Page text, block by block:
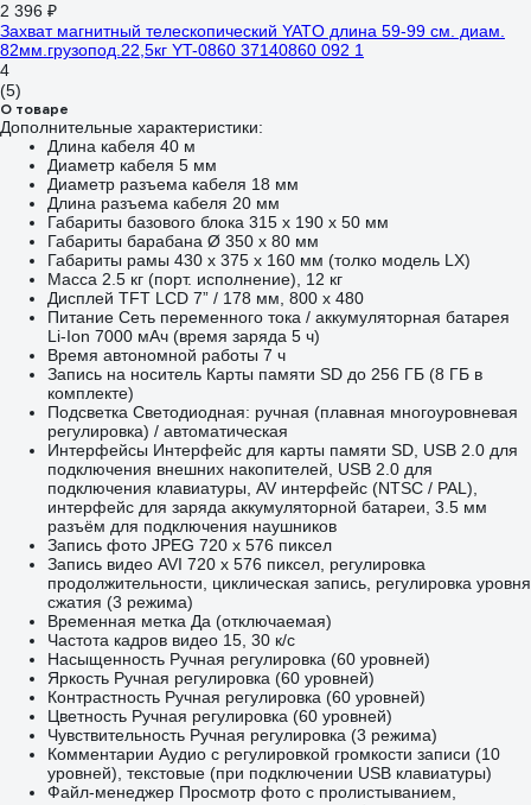
2 396 ₽
Захват магнитный телескопический YATO длина 59-99 см. диам.
82мм.грузопод.22,5кг YT-0860 37140860 092 1
4
(5)
О товаре
Дополнительные характеристики:
Длина кабеля 40 м
Диаметр кабеля 5 мм
Диаметр разъема кабеля 18 мм
Длина разъема кабеля 20 мм
Габариты базового блока 315 x 190 x 50 мм
Габариты барабана Ø 350 x 80 мм
Габариты рамы 430 x 375 x 160 мм (толко модель LX)
Масса 2.5 кг (порт. исполнение), 12 кг
Дисплей TFT LCD 7” / 178 мм, 800 х 480
Питание Сеть переменного тока / аккумуляторная батарея
Li-Ion 7000 мАч (время заряда 5 ч)
Время автономной работы 7 ч
Запись на носитель Карты памяти SD до 256 ГБ (8 ГБ в
комплекте)
Подсветка Светодиодная: ручная (плавная многоуровневая
регулировка) / автоматическая
Интерфейсы Интерфейс для карты памяти SD, USB 2.0 для
подключения внешних накопителей, USB 2.0 для
подключения клавиатуры, AV интерфейс (NTSC / PAL),
интерфейс для заряда аккумуляторной батареи, 3.5 мм
разъём для подключения наушников
Запись фото JPEG 720 x 576 пиксел
Запись видео AVI 720 x 576 пиксел, регулировка
продолжительности, циклическая запись, регулировка уровня
сжатия (3 режима)
Временная метка Да (отключаемая)
Частота кадров видео 15, 30 к/с
Насыщенность Ручная регулировка (60 уровней)
Яркость Ручная регулировка (60 уровней)
Контрастность Ручная регулировка (60 уровней)
Цветность Ручная регулировка (60 уровней)
Чувствительность Ручная регулировка (3 режима)
Комментарии Аудио с регулировкой громкости записи (10
уровней), текстовые (при подключении USB клавиатуры)
Файл-менеджер Просмотр фото с пролистыванием,